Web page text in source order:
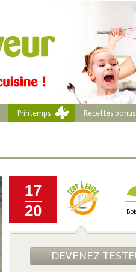
Printemps Recettes bonus
17
20
DEVENEZ